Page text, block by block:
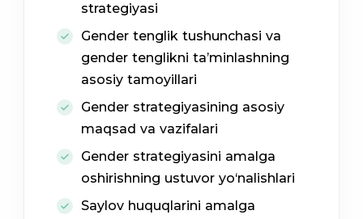
strategiyasi
Gender tenglik tushunchasi va
gender tenglikni ta’minlashning
asosiy tamoyillari
Gender strategiyasining asosiy
maqsad va vazifalari
Gender strategiyasini amalga
oshirishning ustuvor yo‘nalishlari
Saylov huquqlarini amalga